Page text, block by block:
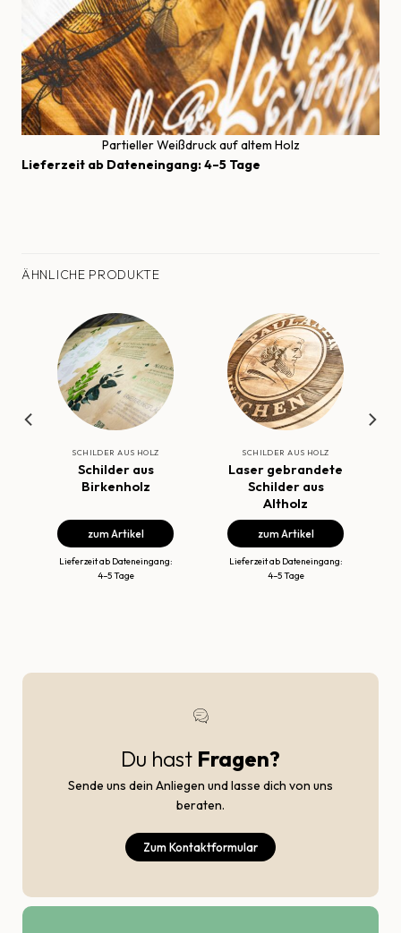
Partieller Weißdruck auf altem Holz
Lieferzeit ab Dateneingang: 4–5 Tage
ÄHNLICHE PRODUKTE
SCHILDER AUS HOLZ
Schilder aus
Birkenholz
zum Artikel
Lieferzeit ab Dateneingang:
4–5 Tage
SCHILDER AUS HOLZ
Laser gebrandete
Schilder aus
Altholz
zum Artikel
Lieferzeit ab Dateneingang:
4–5 Tage
Du hast Fragen?
Sende uns dein Anliegen und lasse dich von uns
beraten.
Zum Kontaktformular